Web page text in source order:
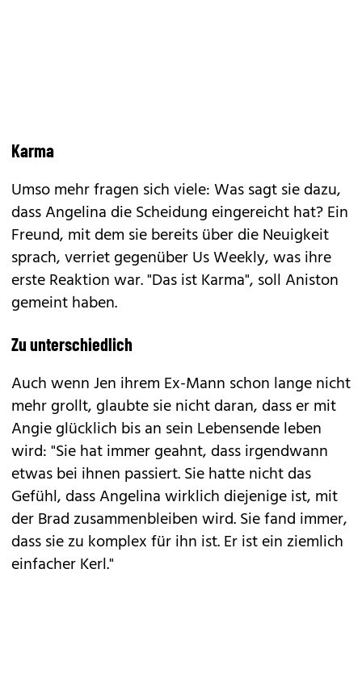
Karma
Umso mehr fragen sich viele: Was sagt sie dazu,
dass Angelina die Scheidung eingereicht hat? Ein
Freund, mit dem sie bereits über die Neuigkeit
sprach, verriet gegenüber Us Weekly, was ihre
erste Reaktion war. "Das ist Karma", soll Aniston
gemeint haben.
Zu unterschiedlich
Auch wenn Jen ihrem Ex-Mann schon lange nicht
mehr grollt, glaubte sie nicht daran, dass er mit
Angie glücklich bis an sein Lebensende leben
wird: "Sie hat immer geahnt, dass irgendwann
etwas bei ihnen passiert. Sie hatte nicht das
Gefühl, dass Angelina wirklich diejenige ist, mit
der Brad zusammenbleiben wird. Sie fand immer,
dass sie zu komplex für ihn ist. Er ist ein ziemlich
einfacher Kerl."